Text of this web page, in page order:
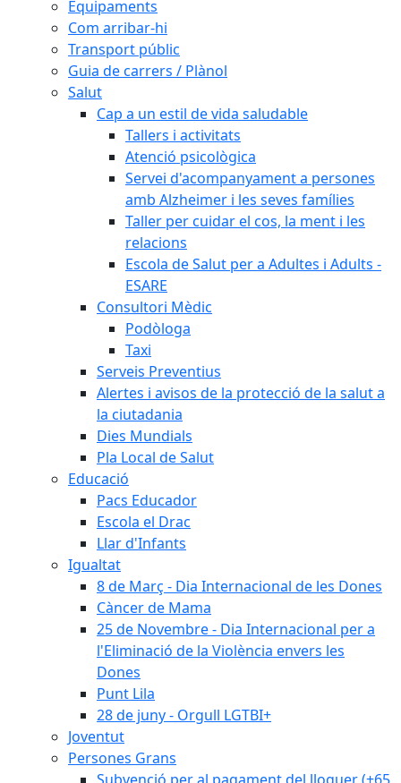
Equipaments
Com arribar-hi
Transport públic
Guia de carrers / Plànol
Salut
Cap a un estil de vida saludable
Tallers i activitats
Atenció psicològica
Servei d'acompanyament a persones
amb Alzheimer i les seves famílies
Taller per cuidar el cos, la ment i les
relacions
Escola de Salut per a Adultes i Adults -
ESARE
Consultori Mèdic
Podòloga
Taxi
Serveis Preventius
Alertes i avisos de la protecció de la salut a
la ciutadania
Dies Mundials
Pla Local de Salut
Educació
Pacs Educador
Escola el Drac
Llar d'Infants
Igualtat
8 de Març - Dia Internacional de les Dones
Càncer de Mama
25 de Novembre - Dia Internacional per a
l'Eliminació de la Violència envers les
Dones
Punt Lila
28 de juny - Orgull LGTBI+
Joventut
Persones Grans